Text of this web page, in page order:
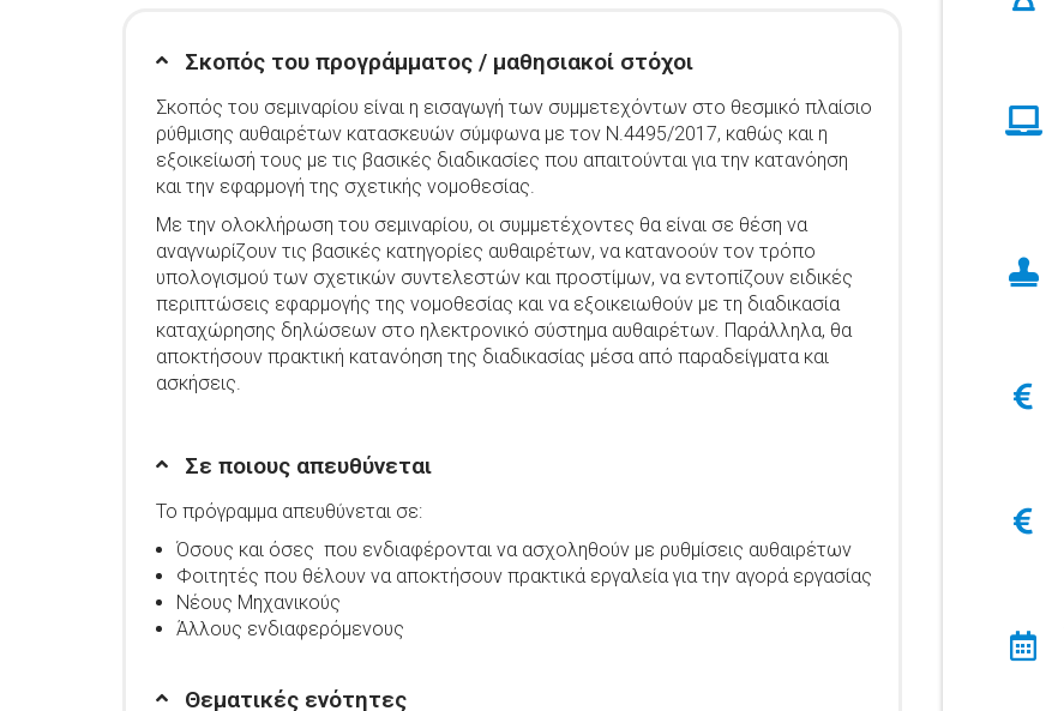
Σκοπός του προγράμματος / μαθησιακοί στόχοι
Σκοπός του σεμιναρίου είναι η εισαγωγή των συμμετεχόντων στο θεσμικό πλαίσιο
ρύθμισης αυθαιρέτων κατασκευών σύμφωνα με τον Ν.4495/2017, καθώς και η
εξοικείωσή τους με τις βασικές διαδικασίες που απαιτούνται για την κατανόηση
και την εφαρμογή της σχετικής νομοθεσίας.
Με την ολοκλήρωση του σεμιναρίου, οι συμμετέχοντες θα είναι σε θέση να
αναγνωρίζουν τις βασικές κατηγορίες αυθαιρέτων, να κατανοούν τον τρόπο
υπολογισμού των σχετικών συντελεστών και προστίμων, να εντοπίζουν ειδικές
περιπτώσεις εφαρμογής της νομοθεσίας και να εξοικειωθούν με τη διαδικασία
καταχώρησης δηλώσεων στο ηλεκτρονικό σύστημα αυθαιρέτων. Παράλληλα, θα
αποκτήσουν πρακτική κατανόηση της διαδικασίας μέσα από παραδείγματα και
ασκήσεις.
Σε ποιους απευθύνεται
Το πρόγραμμα απευθύνεται σε:
Όσους και όσες που ενδιαφέρονται να ασχοληθούν με ρυθμίσεις αυθαιρέτων
Φοιτητές που θέλουν να αποκτήσουν πρακτικά εργαλεία για την αγορά εργασίας
Νέους Μηχανικούς
Άλλους ενδιαφερόμενους
Θεματικές ενότητες